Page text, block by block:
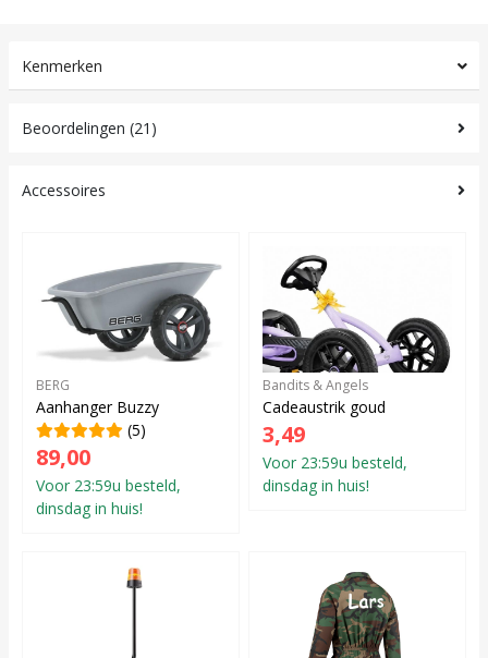
Kenmerken
Beoordelingen (21)
Accessoires
BERG
Aanhanger Buzzy
(5)
89,00
Voor 23:59u besteld,
dinsdag in huis!
Bandits & Angels
Cadeaustrik goud
3,49
Voor 23:59u besteld,
dinsdag in huis!